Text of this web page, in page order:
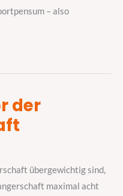
– also
der
übergewichtig sind,
maximal acht